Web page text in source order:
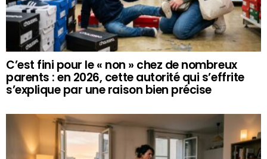
C’est fini pour le « non » chez de nombreux
parents : en 2026, cette autorité qui s’effrite
s’explique par une raison bien précise